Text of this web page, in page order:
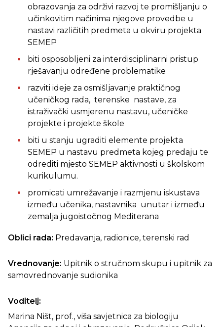
obrazovanja za održivi razvoj te promišljanju o
učinkovitim načinima njegove provedbe u
nastavi različitih predmeta u okviru projekta
SEMEP
biti osposobljeni za interdisciplinarni pristup
rješavanju određene problematike
razviti ideje za osmišljavanje praktičnog
učeničkog rada, terenske nastave, za
istraživački usmjerenu nastavu, učeničke
projekte i projekte škole
biti u stanju ugraditi elemente projekta
SEMEP u nastavu predmeta kojeg predaju te
odrediti mjesto SEMEP aktivnosti u školskom
kurikulumu.
promicati umrežavanje i razmjenu iskustava
između učenika, nastavnika unutar i između
zemalja jugoistočnog Mediterana
Oblici rada: Predavanja, radionice, terenski rad
Vrednovanje: Upitnik o stručnom skupu i upitnik za
samovrednovanje sudionika
Voditelj:
Marina Ništ, prof., viša savjetnica za biologiju